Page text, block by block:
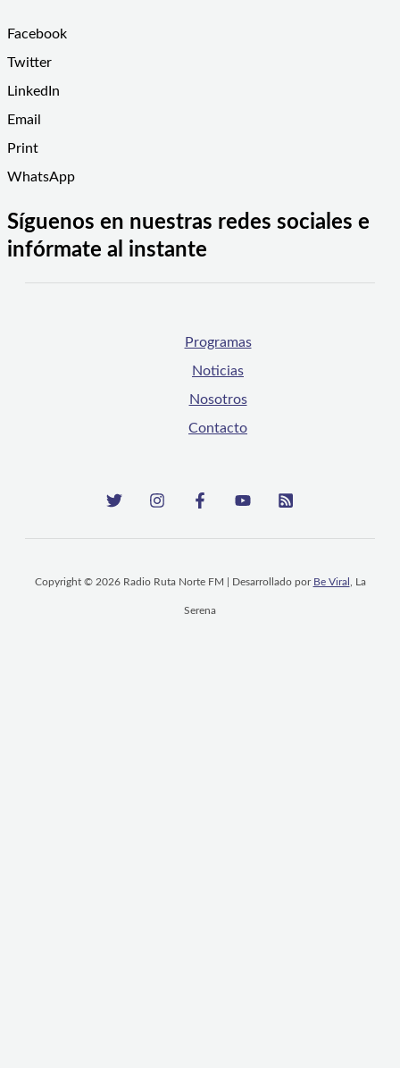
Facebook
Twitter
LinkedIn
Email
Print
WhatsApp
Síguenos en nuestras redes sociales e
infórmate al instante
Programas
Noticias
Nosotros
Contacto
Copyright © 2026 Radio Ruta Norte FM | Desarrollado por Be Viral , La
Serena